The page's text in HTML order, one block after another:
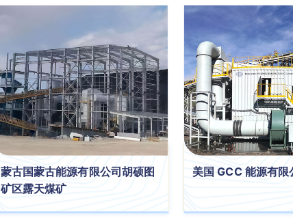
蒙古国蒙古能源有限公司胡硕图
矿区露天煤矿
美国 GCC 能源有限